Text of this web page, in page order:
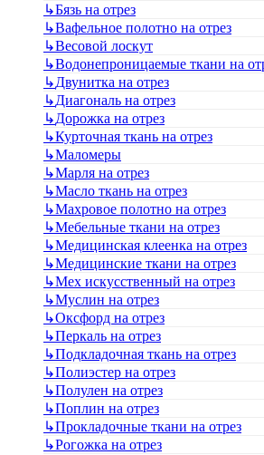
↳Бязь на отрез
↳Вафельное полотно на отрез
↳Весовой лоскут
↳Водонепроницаемые ткани на
↳Двунитка на отрез
↳Диагональ на отрез
↳Дорожка на отрез
↳Курточная ткань на отрез
↳Маломеры
↳Марля на отрез
↳Масло ткань на отрез
↳Махровое полотно на отрез
↳Мебельные ткани на отрез
↳Медицинская клеенка на отрез
↳Медицинские ткани на отрез
↳Мех искусственный на отрез
↳Муслин на отрез
↳Оксфорд на отрез
↳Перкаль на отрез
↳Подкладочная ткань на отрез
↳Полиэстер на отрез
↳Полулен на отрез
↳Поплин на отрез
↳Прокладочные ткани на отрез
↳Рогожка на отрез